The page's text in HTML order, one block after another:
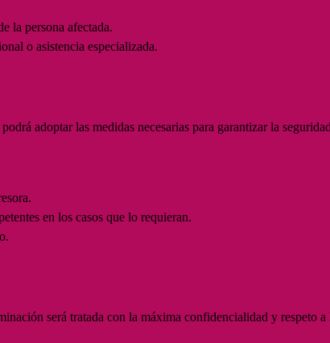
la persona afectada.
o asistencia especializada.
adoptar las medidas necesarias para garantizar la
en los casos que lo requieran.
será tratada con la máxima confidencialidad y respeto